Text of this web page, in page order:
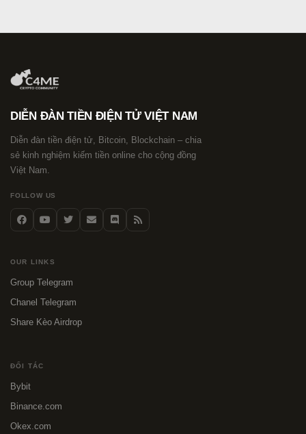
DIỄN ĐÀN TIỀN ĐIỆN TỬ VIỆT NAM
Diễn đàn tiền điện tử, Bitcoin, Blockchain – chia
sẻ kinh nghiệm kiếm tiền online cho cộng đồng
Việt Nam.
FOLLOW US
OUR LINKS
Group Telegram
Chanel Telegram
Share Kèo Airdrop
ĐỐI TÁC
Bybit
Binance.com
Okex.com